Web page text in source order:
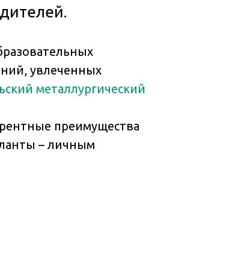
увлеченных
металлургический
преимущества
– личным